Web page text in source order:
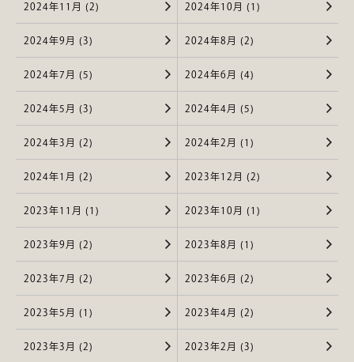
2024年11月 (2) 2024年10月 (1)
2024年9月 (3) 2024年8月 (2)
2024年7月 (5) 2024年6月 (4)
2024年5月 (3) 2024年4月 (5)
2024年3月 (2) 2024年2月 (1)
2024年1月 (2) 2023年12月 (2)
2023年11月 (1) 2023年10月 (1)
2023年9月 (2) 2023年8月 (1)
2023年7月 (2) 2023年6月 (2)
2023年5月 (1) 2023年4月 (2)
2023年3月 (2) 2023年2月 (3)